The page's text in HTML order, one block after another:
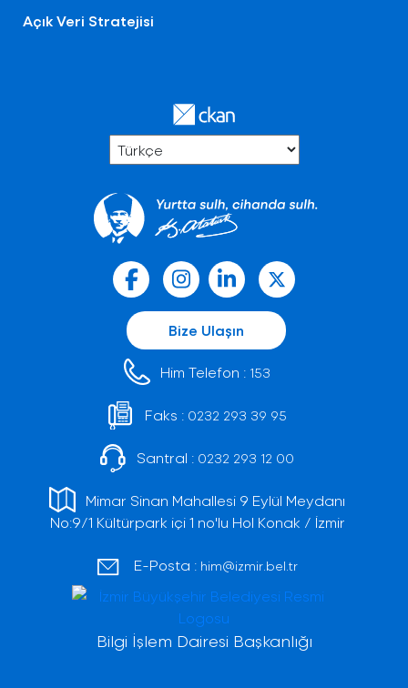
Açık Veri Stratejisi
Bize Ulaşın
Him Telefon : 153
Faks : 0232 293 39 95
Santral : 0232 293 12 00
Mimar Sinan Mahallesi 9 Eylül Meydanı
No:9/1 Kültürpark içi 1 no'lu Hol Konak / İzmir
E-Posta : him@izmir.bel.tr
Bilgi İşlem Dairesi Başkanlığı